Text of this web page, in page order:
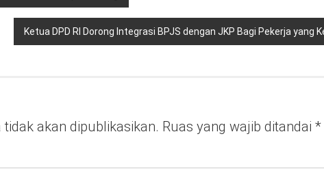
Ketua DPD RI Dorong Integrasi BPJS dengan JKP Bagi Pekerja yang
akan dipublikasikan. Ruas yang wajib ditandai *